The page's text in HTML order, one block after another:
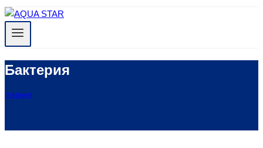
Бактерия
ГЛАВНАЯ